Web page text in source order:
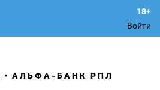
Войти
АЛЬФА-БАНК РПЛ